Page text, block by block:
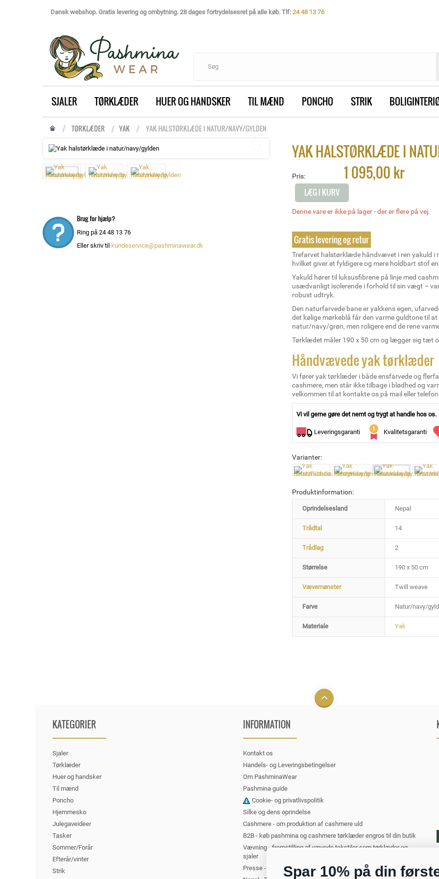
Dansk webshop. Gratis levering og ombytning. 28 dages fortrydelsesret på alle køb. Tlf: 24 48 13 76
SJALER TØRKLÆDER HUER OG HANDSKER TIL MÆND PONCHO STRIK
TØRKLÆDER YAK YAK HALSTØRKLÆDE I NATUR/NAVY/GYLDEN
Brug for hjælp?
Ring på 24 48 13 76
Eller skriv til kundeservice@pashminawear.dk
YAK HALSTØRKLÆDE I
Pris: 1 095,00 kr
LÆG I KURV
Denne vare er ikke på lager - der er flere på vej.
Gratis levering og retur
Trefarvet halstørklæde håndvævet i ren yakuld i
hvilket giver et fyldigere og mere holdbart stof
Yakuld hører til luksusfibrene på linje med
usædvanligt isolerende i forhold til sin vægt –
robust udtryk.
Den naturfarvede bane er yakkens egen,
det kølige mørkeblå får den varme guldtone til
natur/navy/grøn, men roligere end de rene
Tørklædet måler 190 x 50 cm og lægger sig tæt
Håndvævede yak tørklæder
Vi fører yak tørklæder i både ensfarvede og
cashmere, men står ikke tilbage i blødhed og
velkommen til at kontakte os på mail eller
Vi vil gerne gøre det nemt og trygt at handle hos os.
Leveringsgaranti Kvalitetsgaranti
Varianter:
Produktinformation:
Oprindelsesland Nepal
Trådtal 14
Trådlag 2
Størrelse 190 x 50 cm
Vævemønster Twill weave
Farve Natur/navy/
Materiale Yak
KATEGORIER
Sjaler
Tørklæder
Huer og handsker
Til mænd
Poncho
Hjemmesko
Julegaveideer
Tasker
Sommer/Forår
Efterår/vinter
Strik
INFORMATION
Kontakt os
Handels- og Leveringsbetingelser
Om PashminaWear
Pashmina guide
Cookie- og privatlivspolitik
Silke og dens oprindelse
Cashmere - om produktion af cashmere uld
B2B - køb pashmina og cashmere tørklæder engros til din butik
Vævning - fremstilling af vævede tekstiler som tørklæder og
sjaler
Presse - PashminaWear i medierne
Spar 10% på din